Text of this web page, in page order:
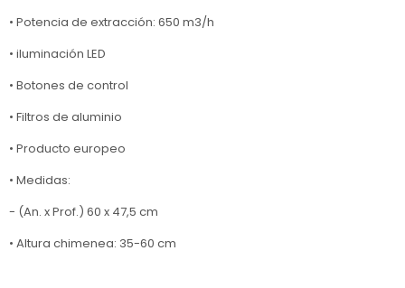
• Potencia de extracción: 650 m3/h
• iluminación LED
• Botones de control
• Filtros de aluminio
• Producto europeo
• Medidas:
- (An. x Prof.) 60 x 47,5 cm
• Altura chimenea: 35-60 cm